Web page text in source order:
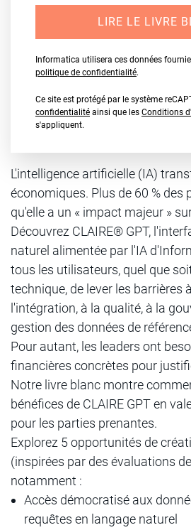
L'intelligence artificielle (IA)
économiques. Plus de 60 % des
qu'elle a un « impact majeur »
Découvrez CLAIRE® GPT,
naturel alimentée par l'IA
tous les utilisateurs, quel que
technique, de lever les barrières
l'intégration, à la qualité, à la
gestion des données de
Pour autant, les leaders ont
financières concrètes pour
Notre livre blanc montre
bénéfices de CLAIRE GPT en
pour les parties prenantes.
Explorez 5 opportunités de
(inspirées par des évaluations
notamment :
Accès démocratisé aux
requêtes en langage naturel
LIRE LE LIVRE
Informatica utilisera ces données
politique de confidentialité.
Ce site est protégé par le système
confidentialité ainsi que les Conditions
s'appliquent.